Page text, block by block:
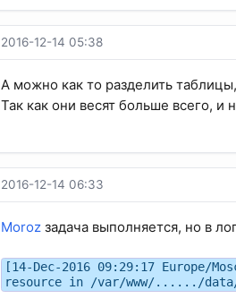
2016-12-14 05:38
А можно как то разделить
Так как они весят больше всего, и
2016-12-14 06:33
Moroz задача выполняется, но в
[14-Dec-2016 09:29:17 Europe/
resource in /var/www/....../